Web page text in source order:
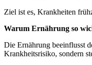
Ziel ist es, Krankheiten
Warum Ernährung so
Die Ernährung beeinflusst
Krankheitsrisiko, sondern